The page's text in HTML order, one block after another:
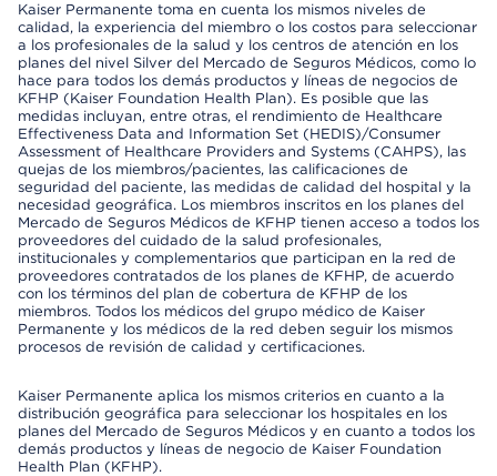
Kaiser Permanente toma en cuenta los mismos niveles de
calidad, la experiencia del miembro o los costos para seleccionar
a los profesionales de la salud y los centros de atención en los
planes del nivel Silver del Mercado de Seguros Médicos, como lo
hace para todos los demás productos y líneas de negocios de
KFHP (Kaiser Foundation Health Plan). Es posible que las
medidas incluyan, entre otras, el rendimiento de Healthcare
Effectiveness Data and Information Set (HEDIS)/Consumer
Assessment of Healthcare Providers and Systems (CAHPS), las
quejas de los miembros/pacientes, las calificaciones de
seguridad del paciente, las medidas de calidad del hospital y la
necesidad geográfica. Los miembros inscritos en los planes del
Mercado de Seguros Médicos de KFHP tienen acceso a todos los
proveedores del cuidado de la salud profesionales,
institucionales y complementarios que participan en la red de
proveedores contratados de los planes de KFHP, de acuerdo
con los términos del plan de cobertura de KFHP de los
miembros. Todos los médicos del grupo médico de Kaiser
Permanente y los médicos de la red deben seguir los mismos
procesos de revisión de calidad y certificaciones.
Kaiser Permanente aplica los mismos criterios en cuanto a la
distribución geográfica para seleccionar los hospitales en los
planes del Mercado de Seguros Médicos y en cuanto a todos los
demás productos y líneas de negocio de Kaiser Foundation
Health Plan (KFHP).